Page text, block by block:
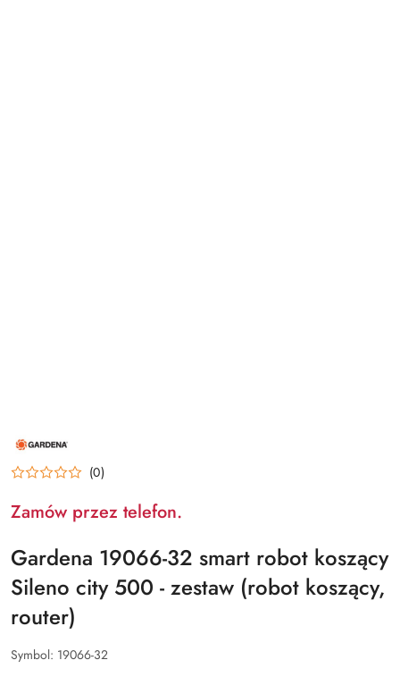
NAZWA
PRODUCENTA:
GARDENA
(0)
Zamów przez telefon.
Gardena 19066-32 smart robot koszący
Sileno city 500 - zestaw (robot koszący,
router)
Symbol: 19066-32